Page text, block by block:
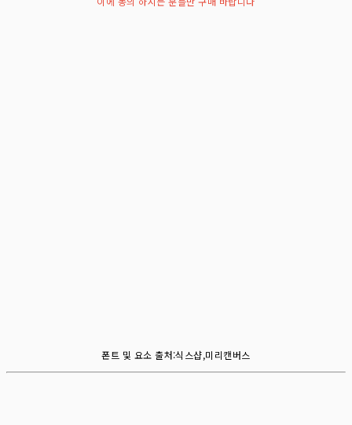
폰트 및 요소 출처:식스샵,미리캔버스